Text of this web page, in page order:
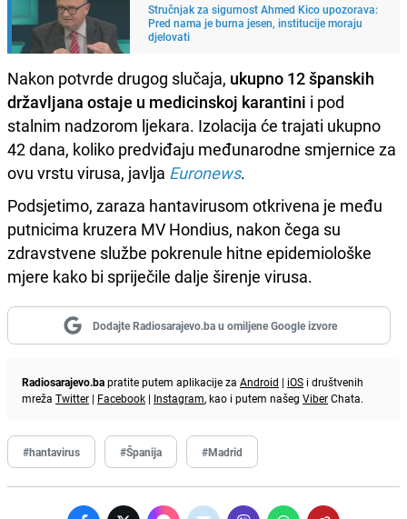
Stručnjak za sigurnost Ahmed Kico upozorava:
Pred nama je burna jesen, institucije moraju
djelovati
Nakon potvrde drugog slučaja, ukupno 12 španskih
državljana ostaje u medicinskoj karantini i pod
stalnim nadzorom ljekara. Izolacija će trajati ukupno
42 dana, koliko predviđaju međunarodne smjernice za
ovu vrstu virusa, javlja Euronews.
Podsjetimo, zaraza hantavirusom otkrivena je među
putnicima kruzera MV Hondius, nakon čega su
zdravstvene službe pokrenule hitne epidemiološke
mjere kako bi spriječile dalje širenje virusa.
Dodajte Radiosarajevo.ba u omiljene Google izvore
Radiosarajevo.bapratite putem aplikacije za Android | iOS i društvenih
mreža Twitter | Facebook | Instagram, kao i putem našeg ViberChata.
#hantavirus #Španija #Madrid